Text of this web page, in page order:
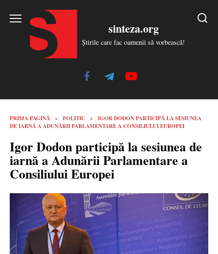
sinteza.org
Știrile care fac oamenii să vorbească!
PRIMA PAGINĂ » POLITIC »
IGOR DODON PARTICIPĂ LA SESIUNEA
DE IARNĂ A ADUNĂRII PARLAMENTARE A CONSILIULUI EUROPEI
Igor Dodon participă la sesiunea de
iarnă a Adunării Parlamentare a
Consiliului Europei